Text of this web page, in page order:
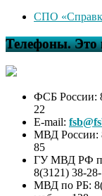
СПО
Телефоны. Это
ФСБ России:
22
E-mail:
МВД России:
85
ГУ МВД РФ
8(3121) 38-
МВД по РБ: